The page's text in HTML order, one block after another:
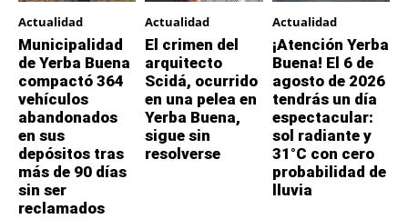
Actualidad
Municipalidad
de Yerba Buena
compactó 364
vehículos
abandonados
en sus
depósitos tras
más de 90 días
sin ser
reclamados
Actualidad
El crimen del
arquitecto
Scidá, ocurrido
en una pelea en
Yerba Buena,
sigue sin
resolverse
Actualidad
¡Atención Yerba
Buena! El 6 de
agosto de 2026
tendrás un día
espectacular:
sol radiante y
31°C con cero
probabilidad de
lluvia